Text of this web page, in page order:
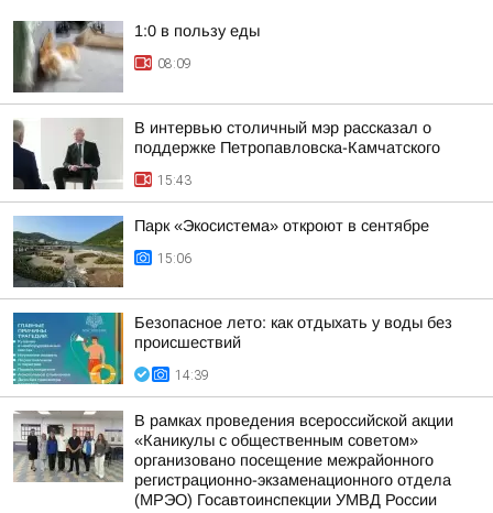
1:0 в пользу еды
08:09
В интервью столичный мэр рассказал о
поддержке Петропавловска-Камчатского
15:43
Парк «Экосистема» откроют в сентябре
15:06
Безопасное лето: как отдыхать у воды без
происшествий
14:39
В рамках проведения всероссийской акции
«Каникулы с общественным советом»
организовано посещение межрайонного
регистрационно-экзаменационного отдела
(МРЭО) Госавтоинспекции УМВД России